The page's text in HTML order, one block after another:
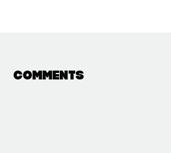
Comments